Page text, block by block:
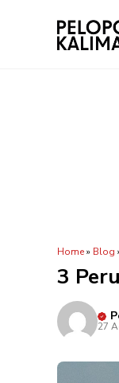
Home» Blog
3
27